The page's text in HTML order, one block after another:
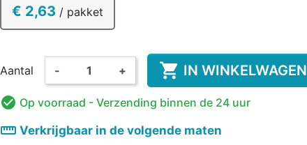
ROMPERTJE
DESINFECTIE VAN
HANDEN EN
WASBARE LUIER
€ 2,63 / pakket
Aantal - +  IN WINKELWAGEN
 Op voorraad - Verzending binnen de 24 uur
straighten Verkrijgbaar in de volgende maten